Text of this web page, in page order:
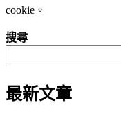
cookie。
搜尋
最新文章